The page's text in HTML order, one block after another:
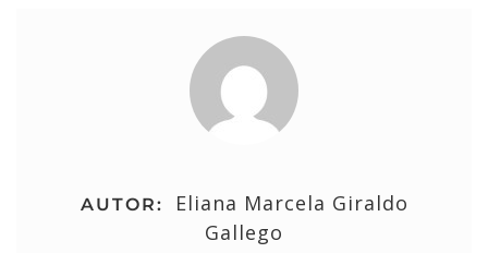
AUTOR:
Eliana Marcela Giraldo
Gallego